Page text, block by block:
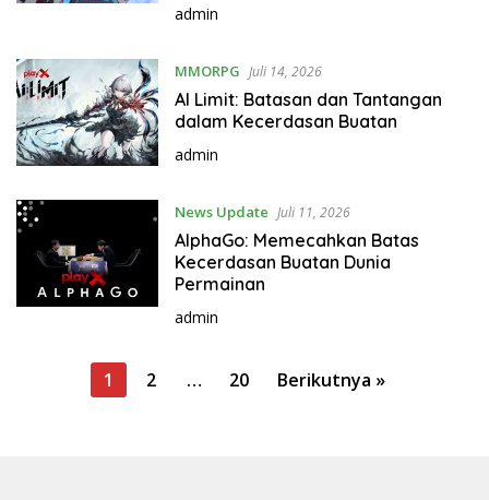
admin
MMORPG Juli 14, 2026
AI Limit: Batasan dan Tantangan
dalam Kecerdasan Buatan
admin
News Update Juli 11, 2026
AlphaGo: Memecahkan Batas
Kecerdasan Buatan Dunia
Permainan
admin
1 2 … 20 Berikutnya »